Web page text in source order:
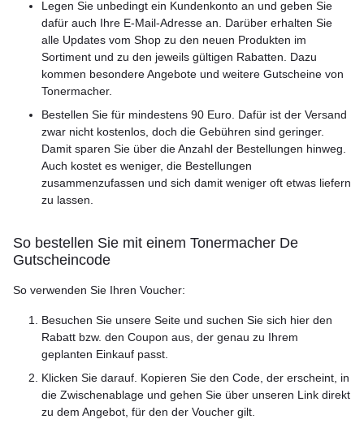
Legen Sie unbedingt ein Kundenkonto an und geben Sie
dafür auch Ihre E-Mail-Adresse an. Darüber erhalten Sie
alle Updates vom Shop zu den neuen Produkten im
Sortiment und zu den jeweils gültigen Rabatten. Dazu
kommen besondere Angebote und weitere Gutscheine von
Tonermacher.
Bestellen Sie für mindestens 90 Euro. Dafür ist der Versand
zwar nicht kostenlos, doch die Gebühren sind geringer.
Damit sparen Sie über die Anzahl der Bestellungen hinweg.
Auch kostet es weniger, die Bestellungen
zusammenzufassen und sich damit weniger oft etwas liefern
zu lassen.
So bestellen Sie mit einem Tonermacher De
Gutscheincode
So verwenden Sie Ihren Voucher:
Besuchen Sie unsere Seite und suchen Sie sich hier den
Rabatt bzw. den Coupon aus, der genau zu Ihrem
geplanten Einkauf passt.
Klicken Sie darauf. Kopieren Sie den Code, der erscheint, in
die Zwischenablage und gehen Sie über unseren Link direkt
zu dem Angebot, für den der Voucher gilt.